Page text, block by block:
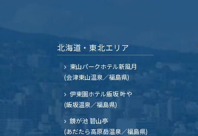
北海道・東北エリア
東山パークホテル新風月
(会津東山温泉／福島県)
伊東園ホテル飯坂 叶や
(飯坂温泉／福島県)
鏡が池 碧山亭
(あだたら高原岳温泉／福島県)